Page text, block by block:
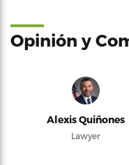
Opinión y
Alexis Quiñones
Lawyer